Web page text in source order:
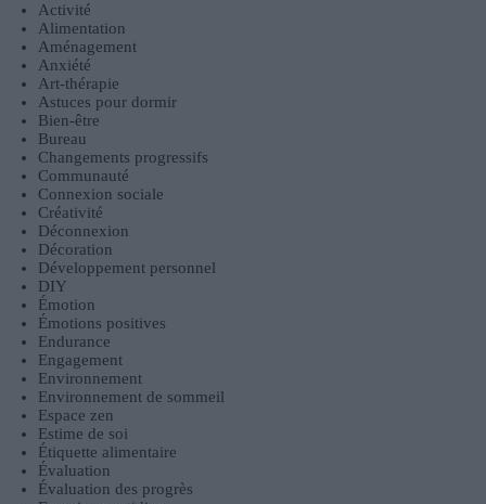
Activité
Alimentation
Aménagement
Anxiété
Art-thérapie
Astuces pour dormir
Bien-être
Bureau
Changements progressifs
Communauté
Connexion sociale
Créativité
Déconnexion
Décoration
Développement personnel
DIY
Émotion
Émotions positives
Endurance
Engagement
Environnement
Environnement de sommeil
Espace zen
Estime de soi
Étiquette alimentaire
Évaluation
Évaluation des progrès